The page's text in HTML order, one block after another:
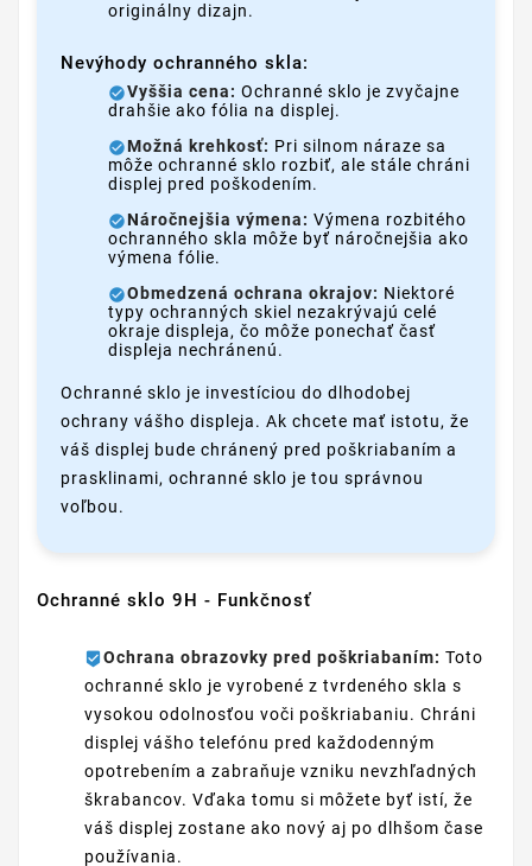
originálny dizajn.
Nevýhody ochranného skla:
Vyššia cena: Ochranné sklo je zvyčajne
drahšie ako fólia na displej.
Možná krehkosť: Pri silnom náraze sa
môže ochranné sklo rozbiť, ale stále chráni
displej pred poškodením.
Náročnejšia výmena: Výmena rozbitého
ochranného skla môže byť náročnejšia ako
výmena fólie.
Obmedzená ochrana okrajov: Niektoré
typy ochranných skiel nezakrývajú celé
okraje displeja, čo môže ponechať časť
displeja nechránenú.
Ochranné sklo je investíciou do dlhodobej
ochrany vášho displeja. Ak chcete mať istotu, že
váš displej bude chránený pred poškriabaním a
prasklinami, ochranné sklo je tou správnou
voľbou.
Ochranné sklo 9H - Funkčnosť
Ochrana obrazovky pred poškriabaním: Toto
ochranné sklo je vyrobené z tvrdeného skla s
vysokou odolnosťou voči poškriabaniu. Chráni
displej vášho telefónu pred každodenným
opotrebením a zabraňuje vzniku nevzhľadných
škrabancov. Vďaka tomu si môžete byť istí, že
váš displej zostane ako nový aj po dlhšom čase
používania.